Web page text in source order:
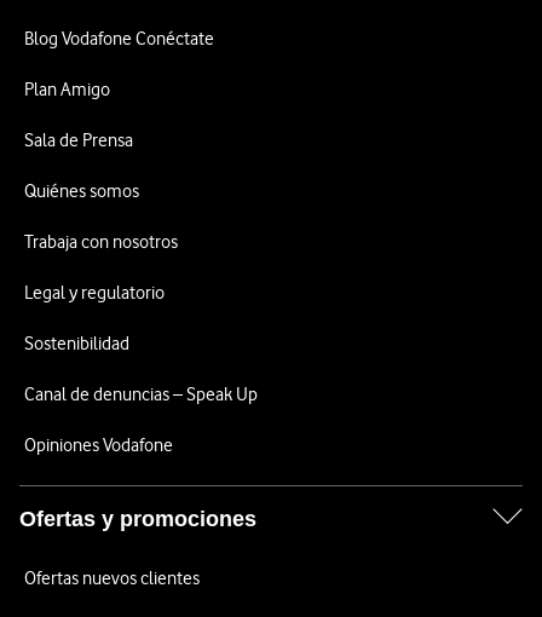
Blog Vodafone Conéctate
Plan Amigo
Sala de Prensa
Quiénes somos
Trabaja con nosotros
Legal y regulatorio
Sostenibilidad
Canal de denuncias – Speak Up
Opiniones Vodafone
Ofertas y promociones
Ofertas nuevos clientes